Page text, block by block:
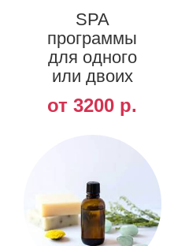
SPA
программы
для одного
или двоих
от 3200 р.